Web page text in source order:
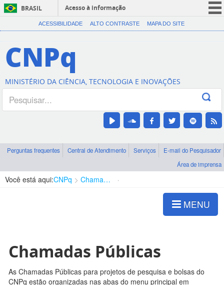
BRASIL
Acesso à informação
CORONAVÍRUS (COVID-19)
Canais
ACESSIBILIDADE ALTO CONTRASTE MAPA DO SITE
CNPq
MINISTÉRIO DA CIÊNCIA, TECNOLOGIA E INOVAÇÕES
Perguntas frequentes Central de Atendimento Serviços
E-mail do Pesquisador
Área de imprensa
Você está aqui:CNPq Chamadas
MENU
Chamadas Públicas
As Chamadas Públicas para projetos de pesquisa e bolsas do
CNPq estão organizadas nas abas do menu principal em